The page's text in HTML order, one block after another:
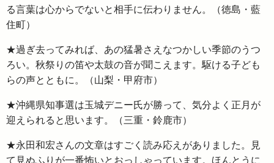
る言葉は心からでないと相手に伝わりません。（徳島・藍
住町）
★過ぎ去ってみれば、あの猛暑さえなつかしい季節のうつ
ろい。秋祭りの笛や太鼓の音が聞こえます。駆ける子ども
らの声とともに。（山梨・甲府市）
★沖縄県知事選は玉城デニー氏が勝って、気分よく正月が
迎えられると思います。（三重・鈴鹿市）
★永田和宏さんの文章はすごく読み応えがありました。見
て見ぬふりが一番怖いとおっしゃっています。ほんとうに